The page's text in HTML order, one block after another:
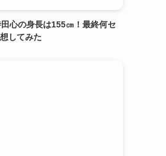
心の身長は155㎝！最終何セ
してみた